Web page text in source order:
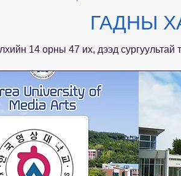
ГАДНЫ
14 орны 47 их, дээд